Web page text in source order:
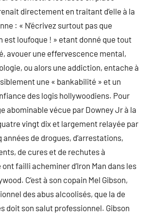
directement en traitant d’elle à la
: « N’écrivez surtout pas que
est loufoque ! » etant donné que tout
avouer une effervescence mental,
ou alors une addiction, entache à
une « bankabilité » et un
des logis hollywoodiens. Pour
abominable vécue par Downey Jr à la
vingt dix et largement relayée par
années de drogues, d’arrestations,
de cures et de rechutes à
failli acheminer d’Iron Man dans les
C’est à son copain Mel Gibson,
des abus alcoolisés, que la de
doit son salut professionnel. Gibson